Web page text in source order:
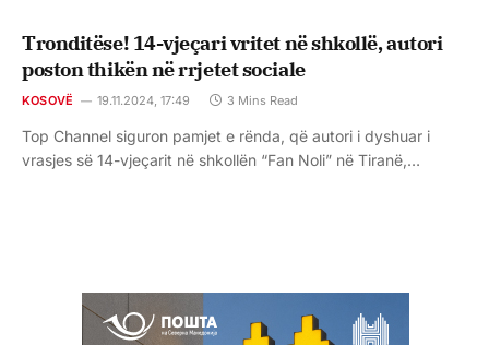
Tronditëse! 14-vjeçari vritet në shkollë, autori
poston thikën në rrjetet sociale
KOSOVË 19.11.2024, 17:49 3 Mins Read
Top Channel siguron pamjet e rënda, që autori i dyshuar i
vrasjes së 14-vjeçarit në shkollën “Fan Noli” në Tiranë,…